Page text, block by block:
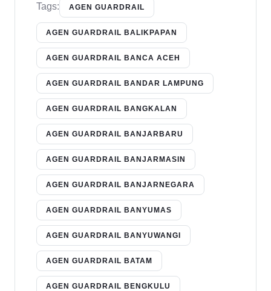
Tags: AGEN GUARDRAIL
AGEN GUARDRAIL BALIKPAPAN
AGEN GUARDRAIL BANCA ACEH
AGEN GUARDRAIL BANDAR LAMPUNG
AGEN GUARDRAIL BANGKALAN
AGEN GUARDRAIL BANJARBARU
AGEN GUARDRAIL BANJARMASIN
AGEN GUARDRAIL BANJARNEGARA
AGEN GUARDRAIL BANYUMAS
AGEN GUARDRAIL BANYUWANGI
AGEN GUARDRAIL BATAM
AGEN GUARDRAIL BENGKULU